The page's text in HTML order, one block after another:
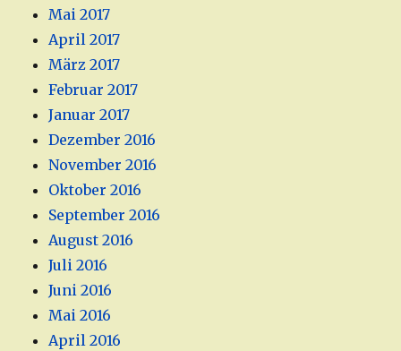
Mai 2017
April 2017
März 2017
Februar 2017
Januar 2017
Dezember 2016
November 2016
Oktober 2016
September 2016
August 2016
Juli 2016
Juni 2016
Mai 2016
April 2016